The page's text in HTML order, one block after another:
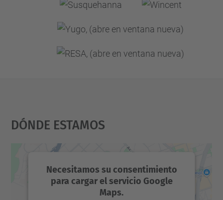
Dónde Estamos
Necesitamos su consentimiento
para cargar el servicio Google
Maps.